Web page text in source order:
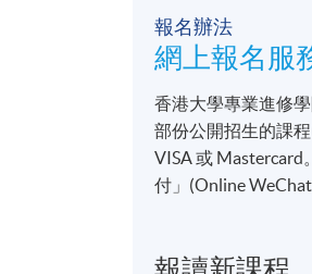
報名辦法
網上報名服
香港大學專業進修
部份公開招生的課
VISA 或
付」(Online